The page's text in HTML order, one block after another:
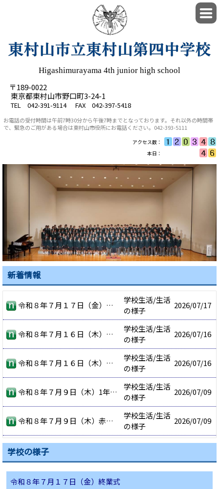
Higashimurayama 4th junior high school
〒189-0022
東京都東村山市野口町3-24-1
TEL 042-391-9114 FAX 042-397-5418
お電話の受付時間は午前7時30分から午後7時までとなっております。それ以外の時間帯
で、緊急のご用がある場合は東村山市役所にお電話ください。042-393-5111
アクセス数：
本日：
新着情報
令和８年７月１７日（金）終業式
学校生活/生活
の様子
2026/07/17
令和８年７月１６日（木）ありがとうスクールランチ！
学校生活/生活
の様子
2026/07/16
令和８年７月１６日（木）職業レディネステスト
学校生活/生活
の様子
2026/07/16
令和８年７月９日（木）1年生学年レク
学校生活/生活
の様子
2026/07/09
令和８年７月９日（木）赤ちゃんふれあい授業
学校生活/生活
の様子
2026/07/09
学校の様子
令和８年７月１７日（金）終業式